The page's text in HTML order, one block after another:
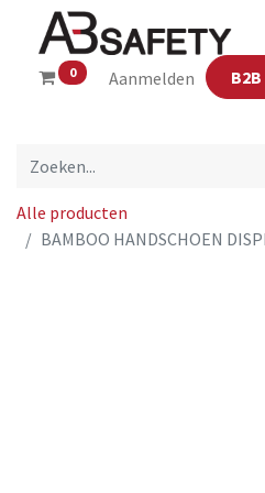
0 Aanmelden
Alle producten
BAMBOO HANDSCHOEN